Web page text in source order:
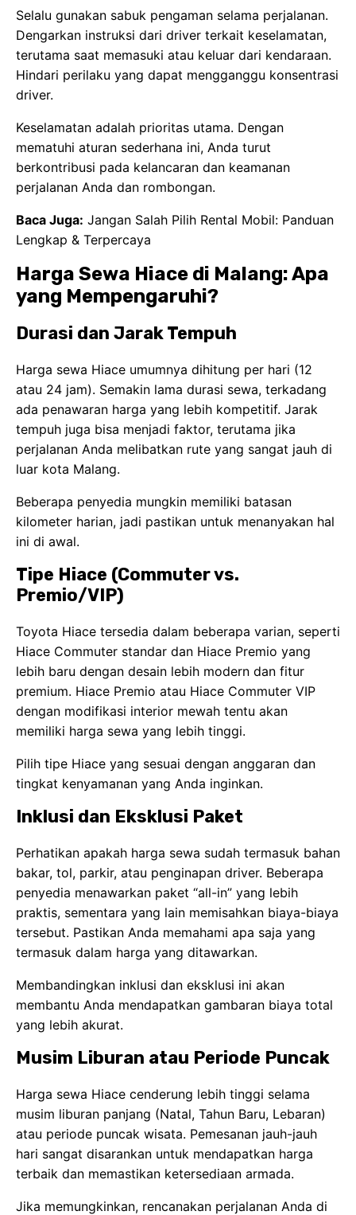
Selalu gunakan sabuk pengaman selama perjalanan.
Dengarkan instruksi dari driver terkait keselamatan,
terutama saat memasuki atau keluar dari kendaraan.
Hindari perilaku yang dapat mengganggu konsentrasi
driver.
Keselamatan adalah prioritas utama. Dengan
mematuhi aturan sederhana ini, Anda turut
berkontribusi pada kelancaran dan keamanan
perjalanan Anda dan rombongan.
Baca Juga: Jangan Salah Pilih Rental Mobil: Panduan
Lengkap & Terpercaya
Harga Sewa Hiace di Malang: Apa
yang Mempengaruhi?
Durasi dan Jarak Tempuh
Harga sewa Hiace umumnya dihitung per hari (12
atau 24 jam). Semakin lama durasi sewa, terkadang
ada penawaran harga yang lebih kompetitif. Jarak
tempuh juga bisa menjadi faktor, terutama jika
perjalanan Anda melibatkan rute yang sangat jauh di
luar kota Malang.
Beberapa penyedia mungkin memiliki batasan
kilometer harian, jadi pastikan untuk menanyakan hal
ini di awal.
Tipe Hiace (Commuter vs.
Premio/VIP)
Toyota Hiace tersedia dalam beberapa varian, seperti
Hiace Commuter standar dan Hiace Premio yang
lebih baru dengan desain lebih modern dan fitur
premium. Hiace Premio atau Hiace Commuter VIP
dengan modifikasi interior mewah tentu akan
memiliki harga sewa yang lebih tinggi.
Pilih tipe Hiace yang sesuai dengan anggaran dan
tingkat kenyamanan yang Anda inginkan.
Inklusi dan Eksklusi Paket
Perhatikan apakah harga sewa sudah termasuk bahan
bakar, tol, parkir, atau penginapan driver. Beberapa
penyedia menawarkan paket “all-in” yang lebih
praktis, sementara yang lain memisahkan biaya-biaya
tersebut. Pastikan Anda memahami apa saja yang
termasuk dalam harga yang ditawarkan.
Membandingkan inklusi dan eksklusi ini akan
membantu Anda mendapatkan gambaran biaya total
yang lebih akurat.
Musim Liburan atau Periode Puncak
Harga sewa Hiace cenderung lebih tinggi selama
musim liburan panjang (Natal, Tahun Baru, Lebaran)
atau periode puncak wisata. Pemesanan jauh-jauh
hari sangat disarankan untuk mendapatkan harga
terbaik dan memastikan ketersediaan armada.
Jika memungkinkan, rencanakan perjalanan Anda di